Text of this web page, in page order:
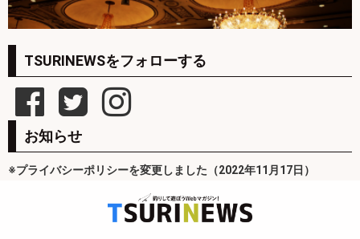
TSURINEWSをフォローする
お知らせ
※プライバシーポリシーを変更しました（2022年11月17日）